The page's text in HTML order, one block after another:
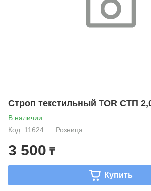
Строп текстильный TOR СТП
В наличии
Код: 11624
Розница
3 500 ₸
Купить